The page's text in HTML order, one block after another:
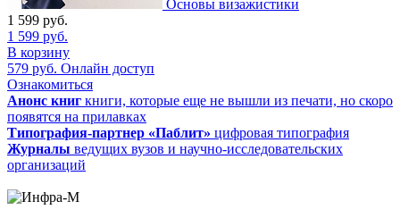
Основы визажистики
1 599 руб.
1 599 руб.
В корзину
579 руб. Онлайн доступ
Ознакомиться
Анонс книг книги, которые еще не вышли из печати, но скоро
появятся на прилавках
Типография-партнер «Паблит» цифровая типография
Журналы ведущих вузов и научно-исследовательских
организаций